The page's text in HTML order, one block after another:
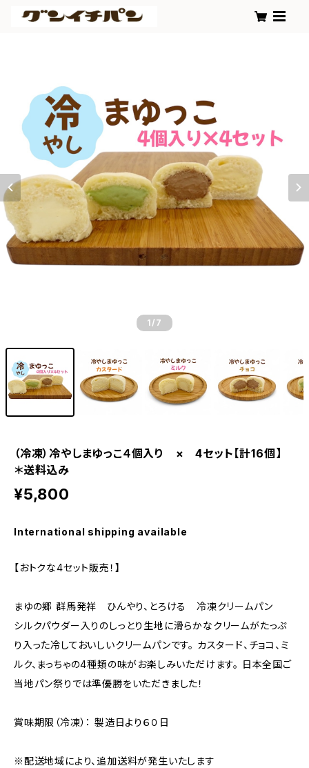
1 /7
（冷凍）冷やしまゆっこ４個入り × 4セット【計16個】
＊送料込み
¥5,800
International shipping available
【おトクな4セット販売！】
まゆの郷 群馬発祥 ひんやり、とろける 冷凍クリームパン
シルクパウダー入りのしっとり生地に滑らかなクリームがたっぷ
り入った冷しておいしいクリームパンです。 カスタード、チョコ、ミ
ルク、まっちゃの4種類の味がお楽しみいただけます。 日本全国ご
当地パン祭りでは準優勝をいただきました！
賞味期限（冷凍）： 製造日より６０日
※配送地域により、追加送料が発生いたします